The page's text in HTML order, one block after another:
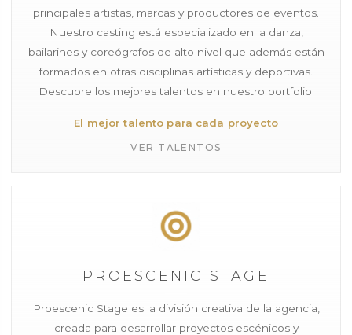
principales artistas, marcas y productores de eventos.
Nuestro casting está especializado en la danza,
bailarines y coreógrafos de alto nivel que además están
formados en otras disciplinas artísticas y deportivas.
Descubre los mejores talentos en nuestro portfolio.
El mejor talento para cada proyecto
VER TALENTOS
PROESCENIC STAGE
Proescenic Stage es la división creativa de la agencia,
creada para desarrollar proyectos escénicos y